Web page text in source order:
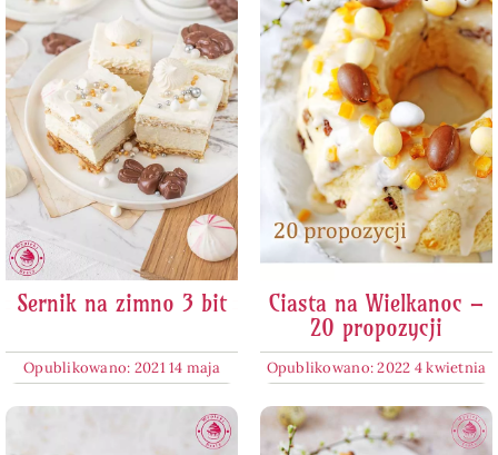
Sernik na zimno 3 bit
Opublikowano: 2021 14 maja
Ciasta na Wielkanoc –
20 propozycji
Opublikowano: 2022 4 kwietnia